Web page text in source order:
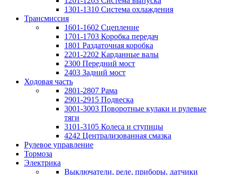
1301-1310 Система охлаждения
Трансмиссия
1601-1602 Сцепление
1701-1703 Коробка передач
1801 Раздаточная коробка
2201-2202 Карданные валы
2300 Передний мост
2403 Задний мост
Ходовая часть
2801-2807 Рама
2901-2915 Подвеска
3001-3003 Поворотные кулаки и рулевые
тяги
3101-3105 Колеса и ступицы
4242 Централизованная смазка
Рулевое управление
Тормоза
Электрика
Выключатели, реле, приборы, датчики